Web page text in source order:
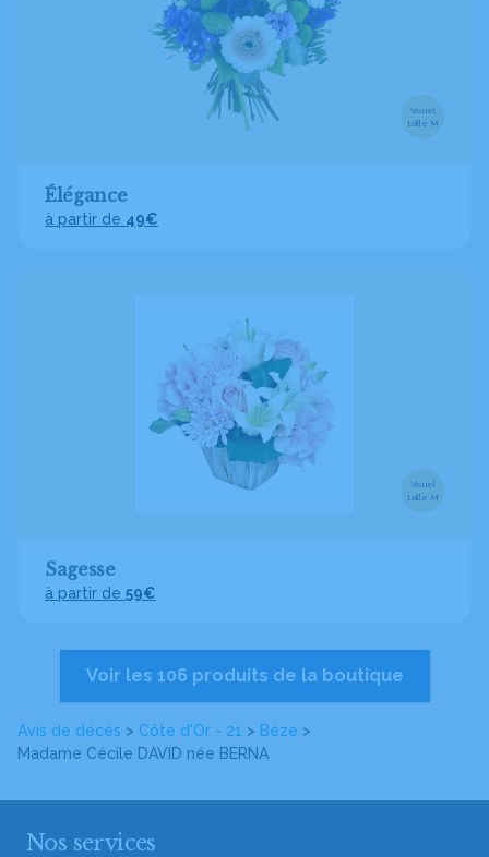
Avis de décès > Côte d'Or - 21 > Bèze >
Madame Cécile DAVID née BERNA
Visuel
taille M
Élégance
à partir de 49€
Visuel
taille M
Sagesse
à partir de 59€
Voir les 106 produits de la boutique
Nos services